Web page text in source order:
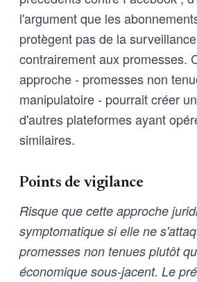
l'argument que les
protègent pas de la
contrairement aux promesses.
approche - promesses non
manipulatoire - pourrait créer
d'autres plateformes ayant
similaires.
Points de vigilance
Risque que cette approche
symptomatique si elle ne
promesses non tenues plutôt
économique sous-jacent. Le